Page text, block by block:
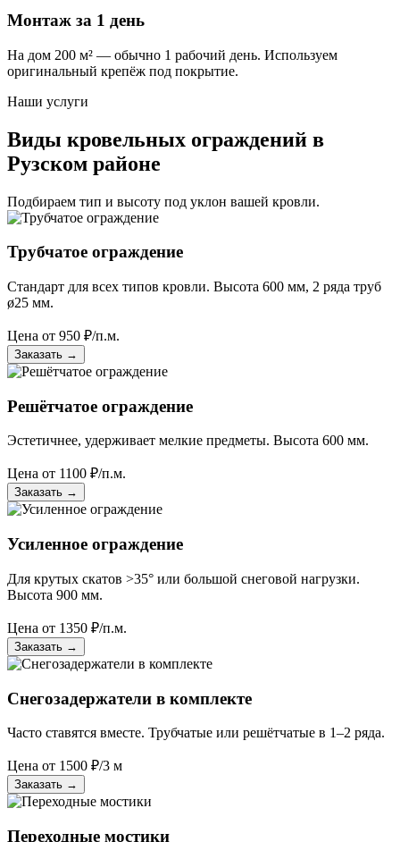
Монтаж за 1 день
На дом 200 м² — обычно 1 рабочий день. Используем
оригинальный крепёж под покрытие.
Наши услуги
Виды кровельных ограждений в
Рузском районе
Подбираем тип и высоту под уклон вашей кровли.
Трубчатое ограждение
Стандарт для всех типов кровли. Высота 600 мм, 2 ряда труб
ø25 мм.
Цена от 950 ₽/п.м.
Заказать →
Решётчатое ограждение
Эстетичнее, удерживает мелкие предметы. Высота 600 мм.
Цена от 1100 ₽/п.м.
Заказать →
Усиленное ограждение
Для крутых скатов >35° или большой снеговой нагрузки.
Высота 900 мм.
Цена от 1350 ₽/п.м.
Заказать →
Снегозадержатели в комплекте
Часто ставятся вместе. Трубчатые или решётчатые в 1–2 ряда.
Цена от 1500 ₽/3 м
Заказать →
Переходные мостики